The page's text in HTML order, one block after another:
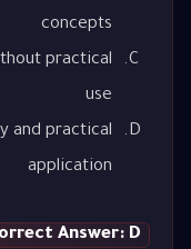
concepts
practical
use
and practical
application
Answer: D